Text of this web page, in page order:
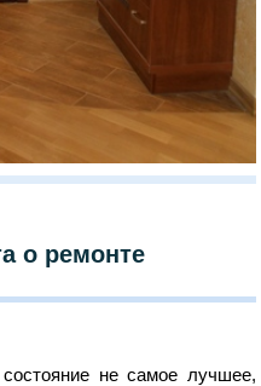
о ремонте
не самое лучшее,